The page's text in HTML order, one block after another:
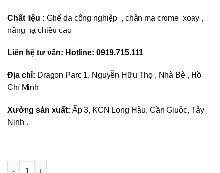
Chất liệu : Ghế da công nghiệp , chân mạ crome xoay ,
nâng hạ chiều cao
Liên hệ tư vấn: Hotline: 0919.715.111
Địa chỉ: Dragon Parc 1, Nguyễn Hữu Thọ , Nhà Bè , Hồ
Chí Minh
Xưởng sản xuất: Ấp 3, KCN Long Hậu, Cần Giuộc, Tây
Ninh .
Ghế xoay văn phòng TP 42 số lượng